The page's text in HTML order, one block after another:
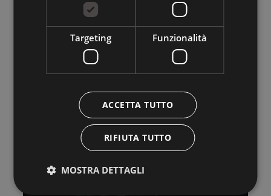
Targeting Funzionalità
ACCETTA TUTTO
RIFIUTA TUTTO
MOSTRA DETTAGLI